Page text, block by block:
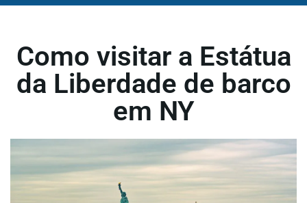
Como visitar a Estátua
da Liberdade de barco
em NY